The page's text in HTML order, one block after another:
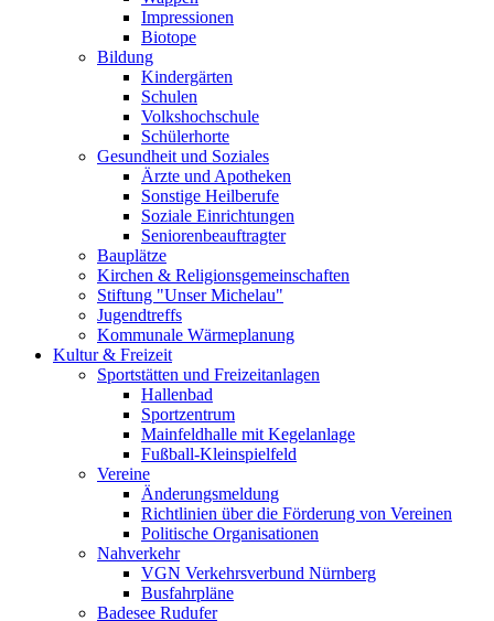
Impressionen
Biotope
Bildung
Kindergärten
Schulen
Volkshochschule
Schülerhorte
Gesundheit und Soziales
Ärzte und Apotheken
Sonstige Heilberufe
Soziale Einrichtungen
Seniorenbeauftragter
Bauplätze
Kirchen & Religionsgemeinschaften
Stiftung "Unser Michelau"
Jugendtreffs
Kommunale Wärmeplanung
Kultur & Freizeit
Sportstätten und Freizeitanlagen
Hallenbad
Sportzentrum
Mainfeldhalle mit Kegelanlage
Fußball-Kleinspielfeld
Vereine
Änderungsmeldung
Richtlinien über die Förderung von Vereinen
Politische Organisationen
Nahverkehr
VGN Verkehrsverbund Nürnberg
Busfahrpläne
Badesee Rudufer